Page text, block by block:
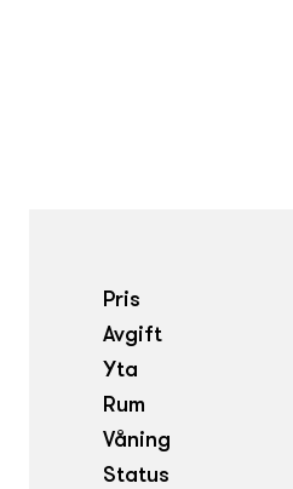
Pris
Avgift
Yta
Rum
Våning
Status